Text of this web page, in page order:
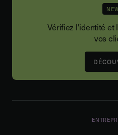
Vérifiez l'identité et
vos